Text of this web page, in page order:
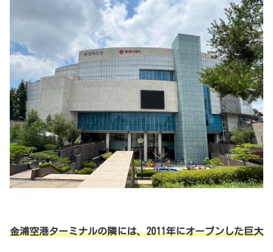
金浦空港ターミナルの隣には、2011年にオープンした巨大